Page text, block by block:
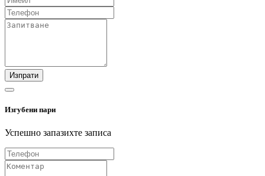
Изпрати
Изгубени пари
Успешно запазихте записа